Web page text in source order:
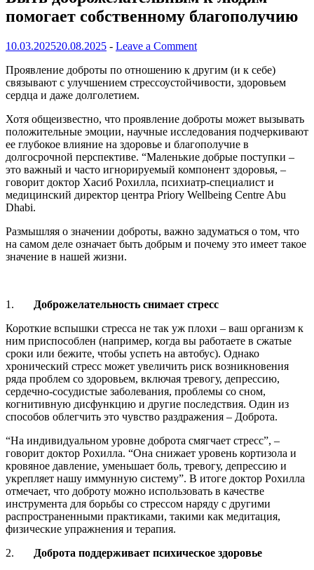
помогает собственному благополучию
10.03.202520.08.2025 - Leave a Comment
Проявление доброты по отношению к другим (и к себе)
связывают с улучшением стрессоустойчивости, здоровьем
сердца и даже долголетием.
Хотя общеизвестно, что проявление доброты может вызывать
положительные эмоции, научные исследования подчеркивают
ее глубокое влияние на здоровье и благополучие в
долгосрочной перспективе. “Маленькие добрые поступки –
это важный и часто игнорируемый компонент здоровья, –
говорит доктор Хасиб Рохилла, психиатр-специалист и
медицинский директор центра Priory Wellbeing Centre Abu
Dhabi.
Размышляя о значении доброты, важно задуматься о том, что
на самом деле означает быть добрым и почему это имеет такое
значение в нашей жизни.
1.
Доброжелательность снимает стресс
Короткие вспышки стресса не так уж плохи – ваш организм к
ним приспособлен (например, когда вы работаете в сжатые
сроки или бежите, чтобы успеть на автобус). Однако
хронический стресс может увеличить риск возникновения
ряда проблем со здоровьем, включая тревогу, депрессию,
сердечно-сосудистые заболевания, проблемы со сном,
когнитивную дисфункцию и другие последствия. Один из
способов облегчить это чувство раздражения – Доброта.
“На индивидуальном уровне доброта смягчает стресс”, –
говорит доктор Рохилла. “Она снижает уровень кортизола и
кровяное давление, уменьшает боль, тревогу, депрессию и
укрепляет нашу иммунную систему”. В итоге доктор Рохилла
отмечает, что доброту можно использовать в качестве
инструмента для борьбы со стрессом наряду с другими
распространенными практиками, такими как медитация,
физические упражнения и терапия.
2.
Доброта поддерживает психическое здоровье